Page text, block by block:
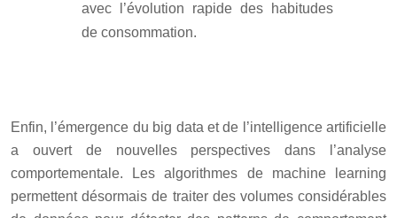
avec l’évolution rapide des habitudes
de consommation.
Enfin, l’émergence du big data et de l’intelligence artificielle
a ouvert de nouvelles perspectives dans l’analyse
comportementale. Les algorithmes de machine learning
permettent désormais de traiter des volumes considérables